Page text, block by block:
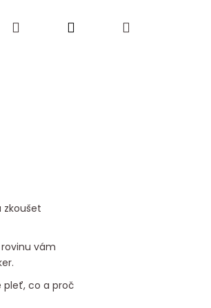
Přihlášení
zkoušet
vám
pleť, co a proč